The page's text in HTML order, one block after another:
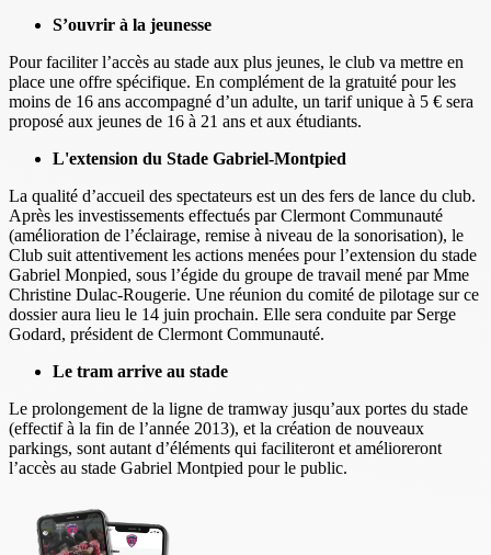
S’ouvrir à la jeunesse
Pour faciliter l’accès au stade aux plus jeunes, le club va mettre en
place une offre spécifique. En complément de la gratuité pour les
moins de 16 ans accompagné d’un adulte, un tarif unique à 5 € sera
proposé aux jeunes de 16 à 21 ans et aux étudiants.
L'extension du Stade Gabriel-Montpied
La qualité d’accueil des spectateurs est un des fers de lance du club.
Après les investissements effectués par Clermont Communauté
(amélioration de l’éclairage, remise à niveau de la sonorisation), le
Club suit attentivement les actions menées pour l’extension du stade
Gabriel Monpied, sous l’égide du groupe de travail mené par Mme
Christine Dulac-Rougerie. Une réunion du comité de pilotage sur ce
dossier aura lieu le 14 juin prochain. Elle sera conduite par Serge
Godard, président de Clermont Communauté.
Le tram arrive au stade
Le prolongement de la ligne de tramway jusqu’aux portes du stade
(effectif à la fin de l’année 2013), et la création de nouveaux
parkings, sont autant d’éléments qui faciliteront et amélioreront
l’accès au stade Gabriel Montpied pour le public.